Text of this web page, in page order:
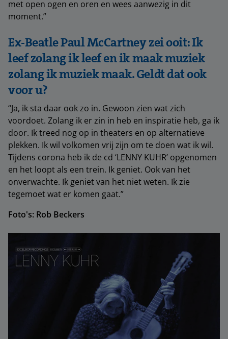
met open ogen en oren en wees aanwezig in dit
moment.”
Ex-Beatle Paul McCartney zei ooit: Ik
leef zolang ik leef en ik maak muziek
zolang ik muziek maak. Geldt dat ook
voor u?
“Ja, ik sta daar ook zo in. Gewoon zien wat zich
voordoet. Zolang ik er zin in heb en inspiratie heb, ga ik
door. Ik treed nog op in theaters en op alternatieve
plekken. Ik wil volkomen vrij zijn om te doen wat ik wil.
Tijdens corona heb ik de cd ‘LENNY KUHR’ opgenomen
en het loopt als een trein. Ik geniet. Ook van het
onverwachte. Ik geniet van het niet weten. Ik zie
tegemoet wat er komen gaat.”
Foto's: Rob Beckers